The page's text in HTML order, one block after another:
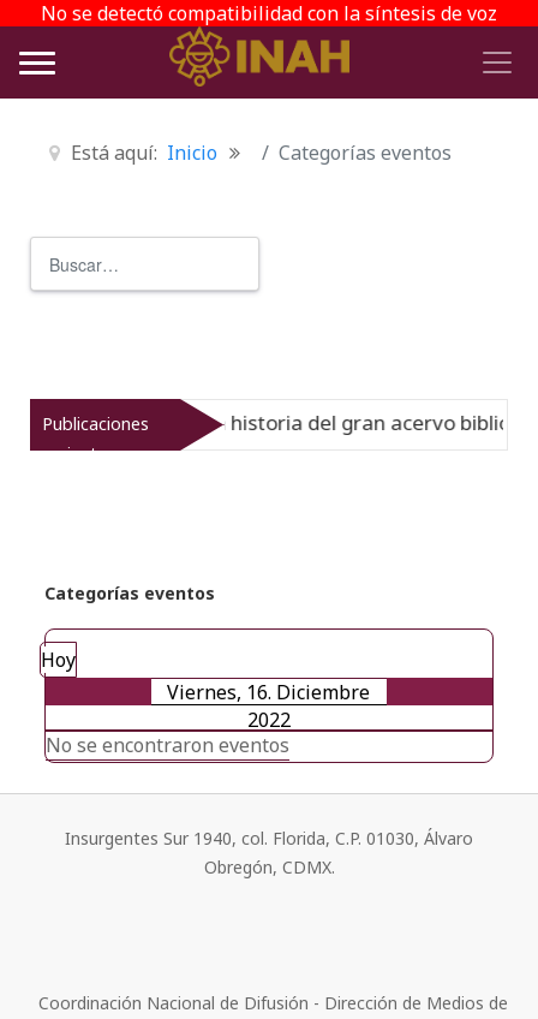
No se detectó compatibilidad con la síntesis de voz
Está aquí: Inicio Categorías eventos
Publicaciones
recientes
Virreinato muestra la historia del gran acervo
Categorías eventos
Hoy
Viernes, 16. Diciembre
2022
No se encontraron eventos
Insurgentes Sur 1940, col. Florida, C.P. 01030, Álvaro
Obregón, CDMX.
Coordinación Nacional de Difusión - Dirección de Medios de